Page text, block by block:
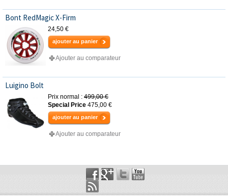
Bont RedMagic X-Firm
24,50 €
ajouter au panier
Ajouter au comparateur
Luigino Bolt
Prix normal : 499,00 €
Special Price 475,00 €
ajouter au panier
Ajouter au comparateur